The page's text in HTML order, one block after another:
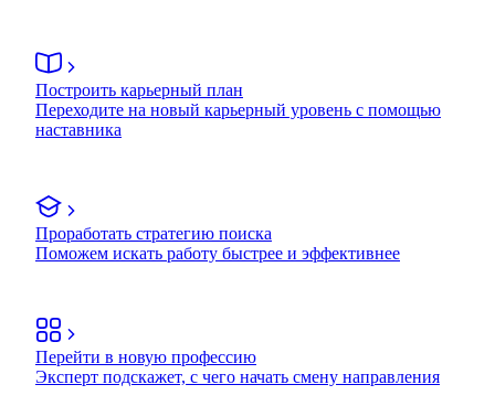
Построить карьерный план
Переходите на новый карьерный уровень с помощью
наставника
Проработать стратегию поиска
Поможем искать работу быстрее и эффективнее
Перейти в новую профессию
Эксперт подскажет, с чего начать смену направления